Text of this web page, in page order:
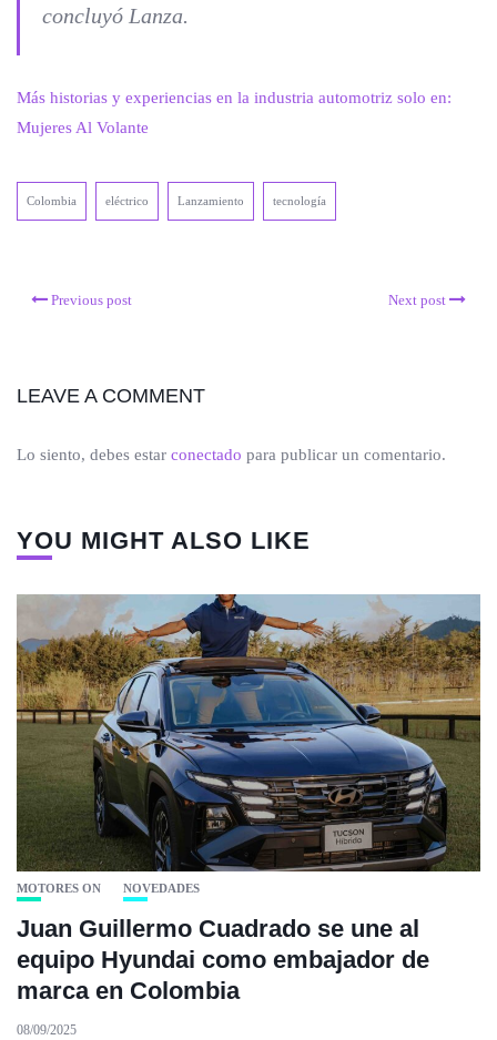
concluyó Lanza.
Más historias y experiencias en la industria automotriz solo en:
Mujeres Al Volante
Colombia eléctrico Lanzamiento tecnología
Previous post Next post
LEAVE A COMMENT
Lo siento, debes estar conectado para publicar un comentario.
YOU MIGHT ALSO LIKE
MOTORES ON NOVEDADES
Juan Guillermo Cuadrado se une al
equipo Hyundai como embajador de
marca en Colombia
08/09/2025